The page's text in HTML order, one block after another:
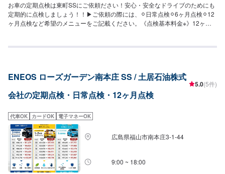
お車の定期点検は東町SSにご依頼ださい！安心・安全なドライブのためにも
定期的に点検しましょう！！▶︎ご依頼の際には、⚪︎日常点検⚪︎6ヶ月点検⚪︎12
ヶ月点検など希望のメニューをご記載ください。《点検基本料金※》12ヶ月
けますと幸いです。※不具合箇所の部品代・整備費用は含まないため、上記点
ENEOS ローズガーデン南本庄 SS / 土居石油株式
会社の定期点検・日常点検・12ヶ月点検
5.0(5件)
代車OK カードOK 電子マネーOK
広島県福山市南本庄3-1-44
9:00 ~ 18:00